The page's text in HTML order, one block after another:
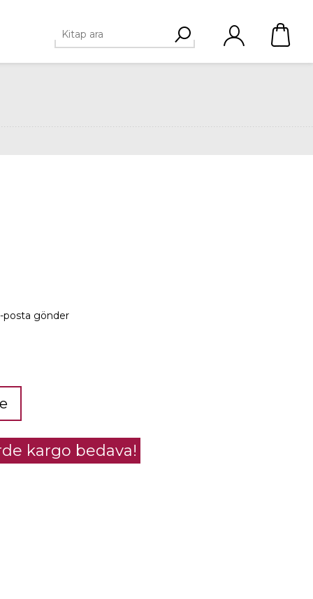
posta gönder
kargo bedava!